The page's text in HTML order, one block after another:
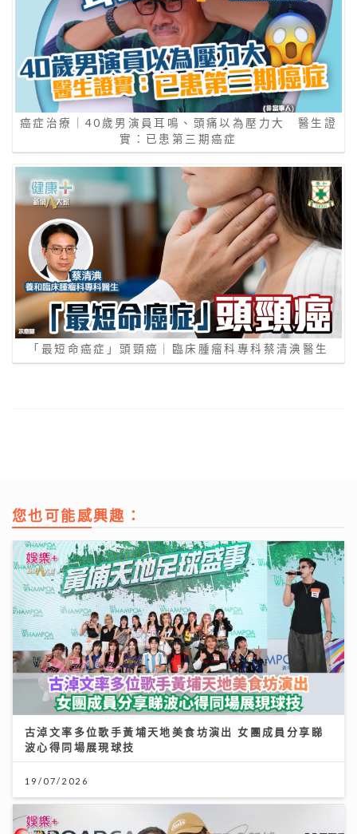
癌症治療｜40歲男演員耳鳴、頭痛以為壓力大 醫生證
實：已患第三期癌症
「最短命癌症」頭頸癌｜臨床腫瘤科專科蔡清淟醫生
您也可能感興趣：
古淖文率多位歌手黃埔天地美食坊演出 女團成員分享睇
波心得同場展現球技
19/07/2026